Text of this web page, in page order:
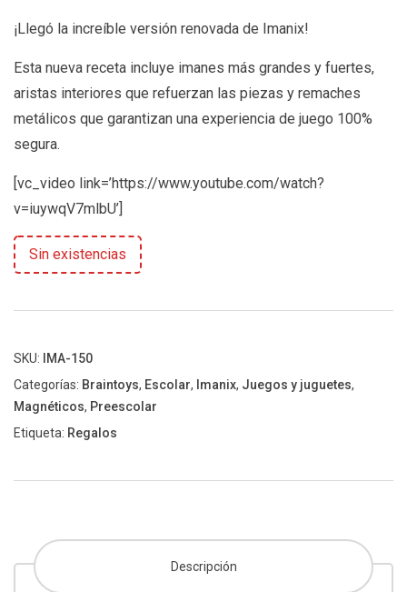
¡Llegó la increíble versión renovada de Imanix!
Esta nueva receta incluye imanes más grandes y fuertes,
aristas interiores que refuerzan las piezas y remaches
metálicos que garantizan una experiencia de juego 100%
segura.
[vc_video link=’https://www.youtube.com/watch?
v=iuywqV7mlbU’]
Sin existencias
SKU:
IMA-150
Categorías: Braintoys, Escolar, Imanix, Juegos y juguetes,
Magnéticos, Preescolar
Etiqueta: Regalos
Descripción